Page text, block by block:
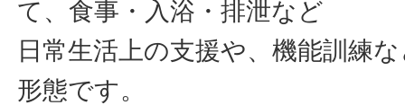
て、食事・入浴・排泄など
日常生活上の支援や、機能訓練
形態です。